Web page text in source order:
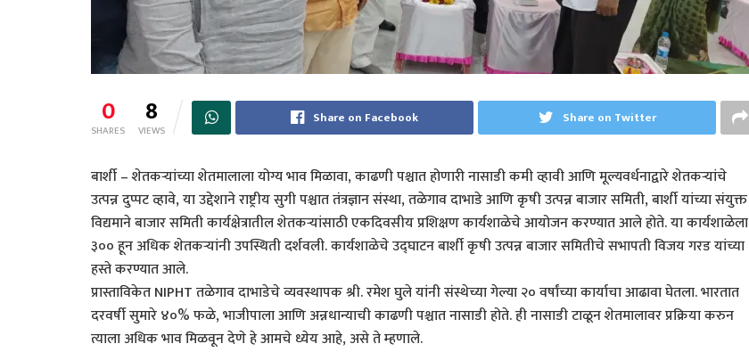
0
SHARES 8
VIEWS
Share on Facebook Share on Twitter
बार्शी – शेतकऱ्यांच्या शेतमालाला योग्य भाव मिळावा, काढणी पश्चात होणारी नासाडी कमी व्हावी आणि मूल्यवर्धनाद्वारे शेतकऱ्यांचे
उत्पन्न दुप्पट व्हावे, या उद्देशाने राष्ट्रीय सुगी पश्चात तंत्रज्ञान संस्था, तळेगाव दाभाडे आणि कृषी उत्पन्न बाजार समिती, बार्शी यांच्या संयुक्त
विद्यमाने बाजार समिती कार्यक्षेत्रातील शेतकऱ्यांसाठी एकदिवसीय प्रशिक्षण कार्यशाळेचे आयोजन करण्यात आले होते. या कार्यशाळेला
३०० हून अधिक शेतकऱ्यांनी उपस्थिती दर्शवली. कार्यशाळेचे उद्घाटन बार्शी कृषी उत्पन्न बाजार समितीचे सभापती विजय गरड यांच्या
हस्ते करण्यात आले.
प्रास्ताविकेत NIPHT तळेगाव दाभाडेचे व्यवस्थापक श्री. रमेश घुले यांनी संस्थेच्या गेल्या २० वर्षांच्या कार्याचा आढावा घेतला. भारतात
दरवर्षी सुमारे ४०% फळे, भाजीपाला आणि अन्नधान्याची काढणी पश्चात नासाडी होते. ही नासाडी टाळून शेतमालावर प्रक्रिया करुन
त्याला अधिक भाव मिळवून देणे हे आमचे ध्येय आहे, असे ते म्हणाले.